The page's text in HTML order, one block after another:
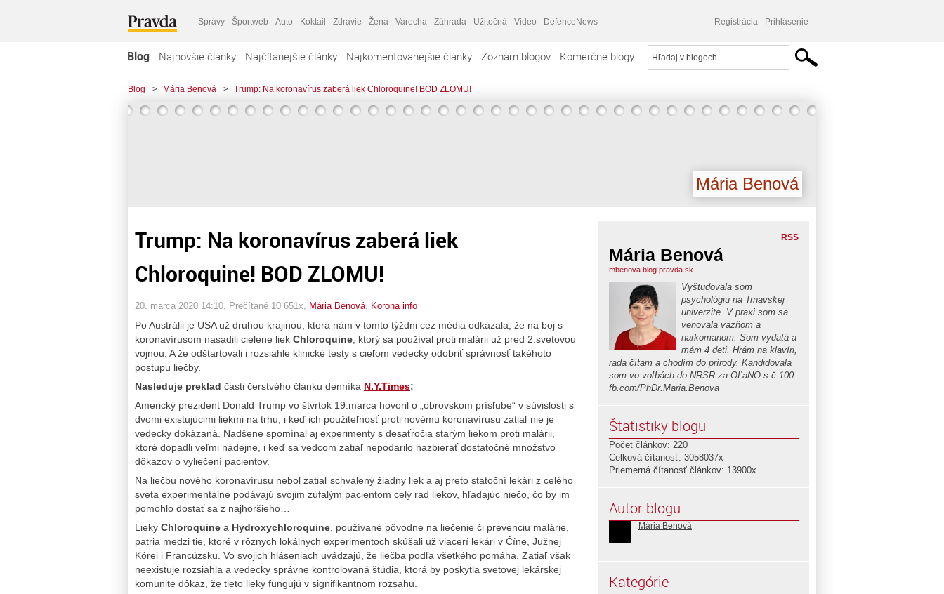
Správy Športweb Auto Koktail Zdravie Žena Varecha Záhrada Užitočná Video DefenceNews Registrácia Prihlásenie
Blog Najnovšie články Najčítanejšie články Najkomentovanejšie články Zoznam blogov Komerčné blogy
Blog > Mária Benová > Trump: Na koronavírus zaberá liek Chloroquine! BOD ZLOMU!
Mária Benová
Trump: Na koronavírus zaberá liek
Chloroquine! BOD ZLOMU!
20. marca 2020 14:10 , Prečítané 10 651x, Mária Benová Korona info
Po Austrálii je USA už druhou krajinou, ktorá nám v tomto týždni cez média odkázala, že na boj s
koronavírusom nasadili cielene liek Chloroquine , ktorý sa používal proti malárii už pred 2.svetovou
vojnou. A že odštartovali i rozsiahle klinické testy s cieľom vedecky odobriť správnosť takéhoto
postupu liečby.
Nasleduje preklad časti čerstvého článku denníka N.Y.Times:
Americký prezident Donald Trump vo štvrtok 19.marca hovoril o „obrovskom prísľube“ v súvislosti s
dvomi existujúcimi liekmi na trhu, i keď ich použiteľnosť proti novému koronavírusu zatiaľ nie je
vedecky dokázaná. Nadšene spomínal aj experimenty s desaťročia starým liekom proti malárii,
ktoré dopadli veľmi nádejne, i keď sa vedcom zatiaľ nepodarilo nazbierať dostatočné množstvo
dôkazov o vyliečení pacientov.
Na liečbu nového koronavírusu nebol zatiaľ schválený žiadny liek a aj preto statoční lekári z celého
sveta experimentálne podávajú svojim zúfalým pacientom celý rad liekov, hľadajúc niečo, čo by im
pomohlo dostať sa z najhoršieho…
Lieky Chloroquine a Hydroxychloroquine , používané pôvodne na liečenie či prevenciu malárie,
patria medzi tie, ktoré v rôznych lokálnych experimentoch skúšali už viacerí lekári v Číne, Južnej
Kórei i Francúzsku. Vo svojich hláseniach uvádzajú, že liečba podľa všetkého pomáha. Zatiaľ však
neexistuje rozsiahla a vedecky správne kontrolovaná štúdia, ktorá by poskytla svetovej lekárskej
komunite dôkaz, že tieto lieky fungujú v signifikantnom rozsahu.
RSS
Mária Benová
mbenova.blog.pravda.sk
Vyštudovala som
psychológiu na Trnavskej
univerzite. V praxi som sa
venovala väzňom a
narkomanom. Som vydatá a
mám 4 deti. Hrám na klavíri,
rada čítam a chodím do prírody. Kandidovala
som vo voľbách do NRSR za OĽaNO s č.100.
fb.com/PhDr.Maria.Benova
Štatistiky blogu
Počet článkov: 220
Celková čítanosť: 3058037x
Priemerná čítanosť článkov: 13900x
Autor blogu
Mária Benová
Kategórie